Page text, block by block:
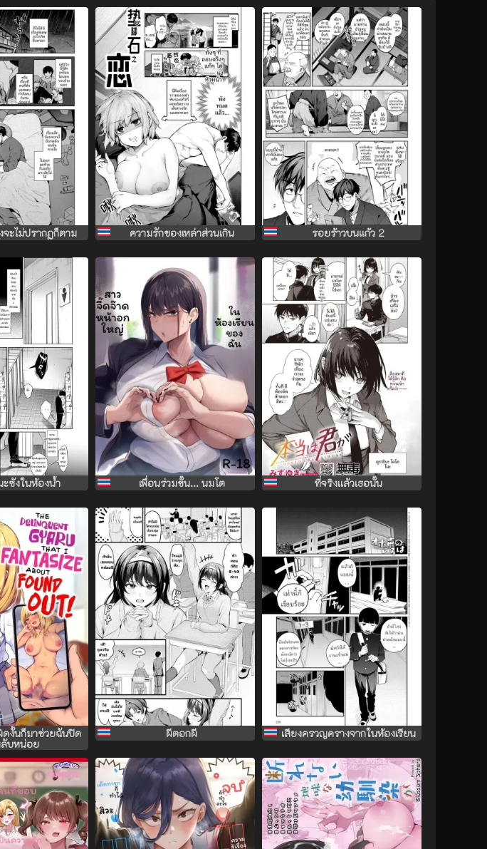
จะไม่ปรากฏก็ตาม ความรักของเหล่าส่วนเกิน รอยร้าวบนเเก้ว 2
ะซังในห้องน้ำ เพื่อนร่วมชั้น... นมโต ที่จริงเเล้วเธอนั้น
ดงั้นก็มาช่วยฉันปิด
ลับหน่อย
ผีตอกผี เสียงครวญครางจากในห้องเรียน